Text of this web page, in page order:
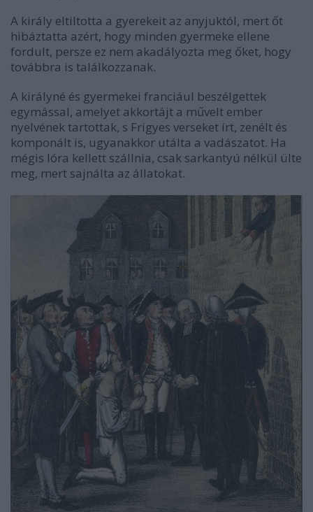
A király eltiltotta a gyerekeit az anyjuktól, mert őt
hibáztatta azért, hogy minden gyermeke ellene
fordult, persze ez nem akadályozta meg őket, hogy
továbbra is találkozzanak.
A királyné és gyermekei franciául beszélgettek
egymással, amelyet akkortájt a művelt ember
nyelvének tartottak, s Frigyes verseket írt, zenélt és
komponált is, ugyanakkor utálta a vadászatot. Ha
mégis lóra kellett szállnia, csak sarkantyú nélkül ülte
meg, mert sajnálta az állatokat.